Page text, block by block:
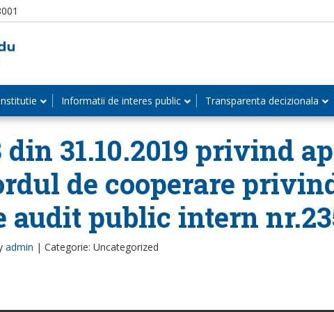
Informatii de interes public Transparenta decizionala
din 31.10.2019 privind
de cooperare
public intern
admin | Categorie: Uncategorized